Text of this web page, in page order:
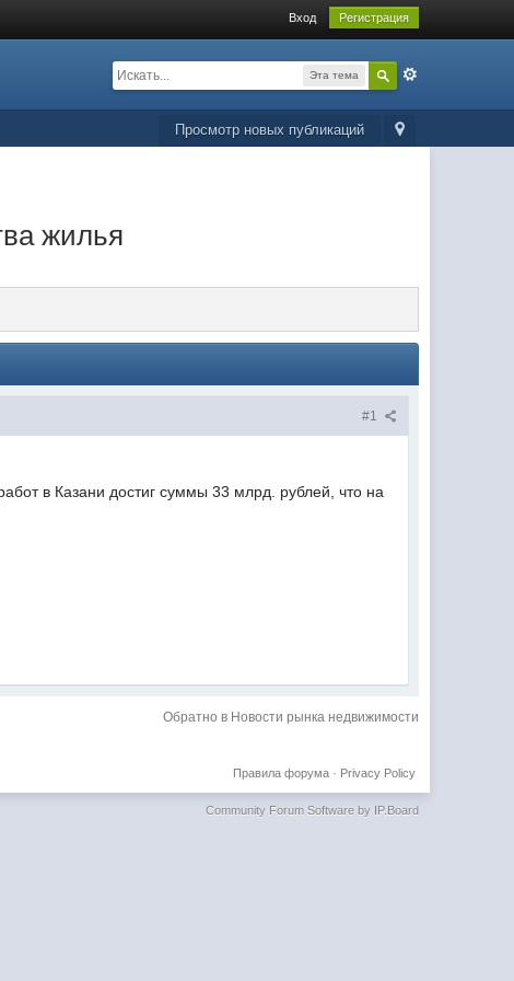
Вход Регистрация
Эта тема
Просмотр новых публикаций
жилья
#1
в Казани достиг суммы 33 млрд. рублей, что на
Обратно в Новости рынка недвижимости
Privacy Policy
Правила форума·
Community Forum Software by IP.Board